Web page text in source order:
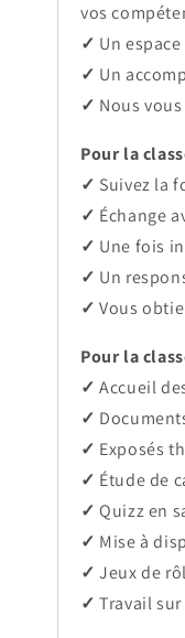
vos
✓ Un
✓ Un
✓ Nous
Pour la
✓ Suivez la
✓ Échange
✓ Une fois
✓ Un
✓Vous
Pour la
✓Accueil
✓
✓ Exposés
✓ Étude de
✓Quizz en
✓ Mise à
✓Jeux de
✓Travail